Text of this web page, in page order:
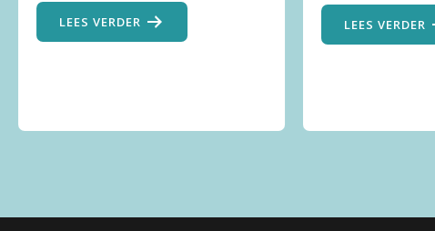
LEES VERDER LEES VERDER